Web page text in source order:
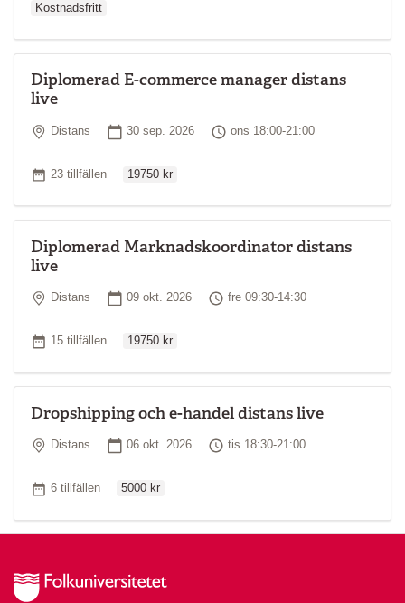
Kostnadsfritt
Diplomerad E-commerce manager distans
live
Plats
Distans Startdatum
30 sep. 2026 Tid
ons 18:00-21:00
Antal tillfällen
23 tillfällen 19750 kr
Diplomerad Marknadskoordinator distans
live
Plats
Distans Startdatum
09 okt. 2026 Tid
fre 09:30-14:30
Antal tillfällen
15 tillfällen 19750 kr
Dropshipping och e-handel distans live
Plats
Distans Startdatum
06 okt. 2026 Tid
tis 18:30-21:00
Antal tillfällen
6 tillfällen 5000 kr